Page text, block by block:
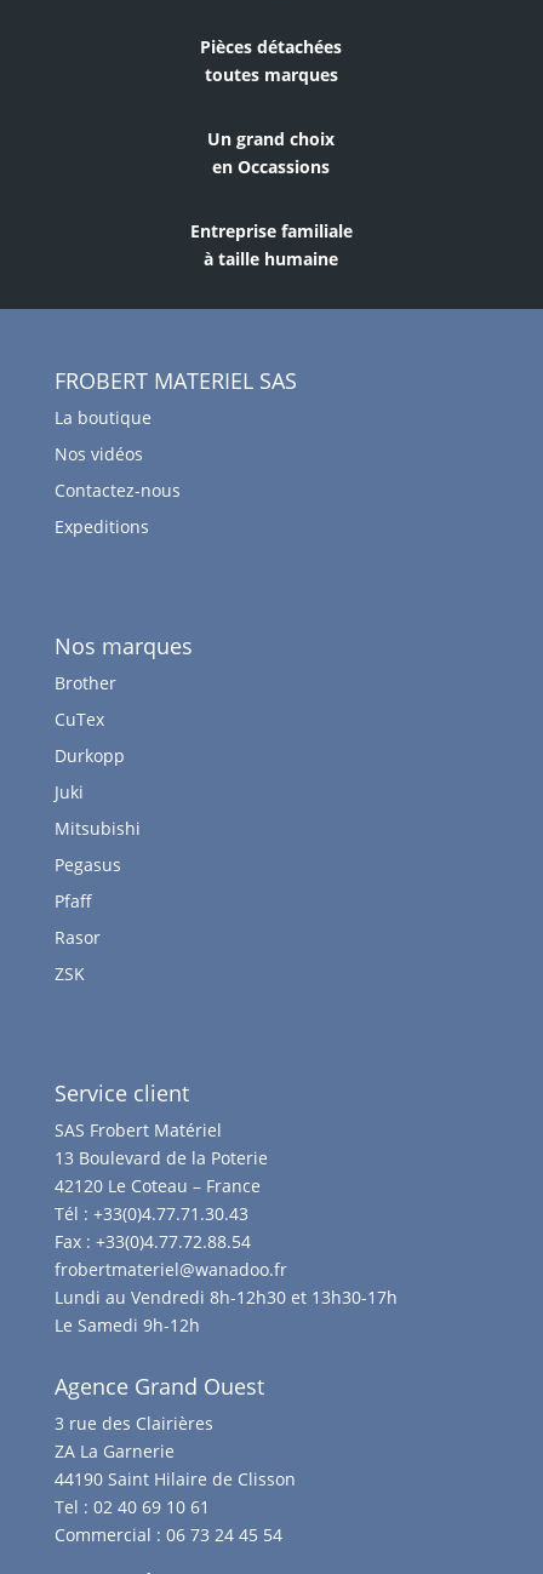
Pièces détachées
toutes marques
Un grand choix
en Occassions
Entreprise familiale
à taille humaine
FROBERT MATERIEL SAS
La boutique
Nos vidéos
Contactez-nous
Expeditions
Nos marques
Brother
CuTex
Durkopp
Juki
Mitsubishi
Pegasus
Pfaff
Rasor
ZSK
Service client
SAS Frobert Matériel
13 Boulevard de la Poterie
42120 Le Coteau – France
Tél : +33(0)4.77.71.30.43
Fax : +33(0)4.77.72.88.54
frobertmateriel@wanadoo.fr
Lundi au Vendredi 8h-12h30 et 13h30-17h
Le Samedi 9h-12h
Agence Grand Ouest
3 rue des Clairières
ZA La Garnerie
44190 Saint Hilaire de Clisson
Tel : 02 40 69 10 61
Commercial : 06 73 24 45 54